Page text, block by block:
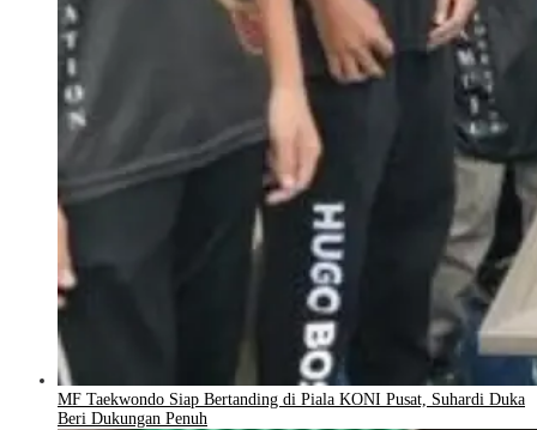
MF Taekwondo Siap Bertanding di Piala KONI Pusat, Suhardi Duka
Beri Dukungan Penuh